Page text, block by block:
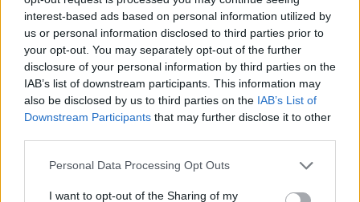
interest-based ads based on personal information utilized by
us or personal information disclosed to third parties prior to
your opt-out. You may separately opt-out of the further
disclosure of your personal information by third parties on the
IAB’s list of downstream participants. This information may
also be disclosed by us to third parties on the IAB’s List of
Downstream Participants that may further disclose it to other
Please note that this website/app uses one or more Google
not limited to your visit or usage behaviour. You may click to
Personal Data Processing Opt Outs
I want to opt-out of the Sharing of my
a
ce
b
o
o
k
w
it
te
r
n
te
re
st
h
at
s
A
p
p
h
a
re
Articolo precedente
Prossimo articolo
NOTIZIE RECENTI
Incidente sulla strada provinciale ad Arzachena,